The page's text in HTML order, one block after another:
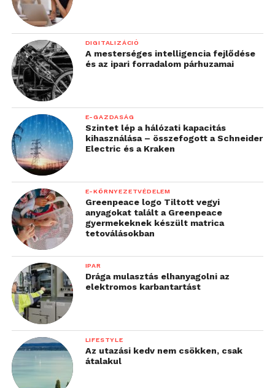
DIGITALIZÁCIÓ
A mesterséges intelligencia fejlődése
és az ipari forradalom párhuzamai
E-GAZDASÁG
Szintet lép a hálózati kapacitás
kihasználása – összefogott a Schneider
Electric és a Kraken
E-KÖRNYEZETVÉDELEM
Greenpeace logo Tiltott vegyi
anyagokat talált a Greenpeace
gyermekeknek készült matrica
tetoválásokban
IPAR
Drága mulasztás elhanyagolni az
elektromos karbantartást
LIFESTYLE
Az utazási kedv nem csökken, csak
átalakul